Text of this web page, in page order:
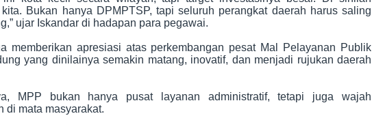
Bukan hanya DPMPTSP, tapi seluruh perangkat daerah harus saling
ujar Iskandar di hadapan para pegawai.
memberikan apresiasi atas perkembangan pesat Mal Pelayanan Publik
yang dinilainya semakin matang, inovatif, dan menjadi rujukan daerah
MPP bukan hanya pusat layanan administratif, tetapi juga wajah
di mata masyarakat.